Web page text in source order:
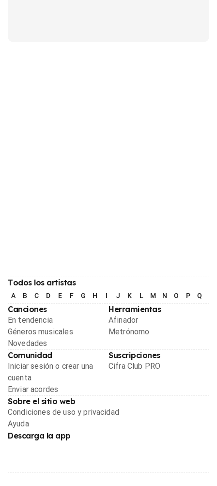
Todos los artistas
A B C D E F G H I J K L M N O P Q
Canciones
En tendencia
Géneros musicales
Novedades
Herramientas
Afinador
Metrónomo
Comunidad
Iniciar sesión o crear una
cuenta
Enviar acordes
Suscripciones
Cifra Club PRO
Sobre el sitio web
Condiciones de uso y privacidad
Ayuda
Descarga la app